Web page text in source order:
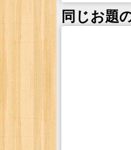
同じお題